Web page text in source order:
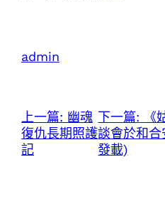
admin
上一篇: 幽魂
復仇長期照護
記
下一篇:
《
談會於和
發載)